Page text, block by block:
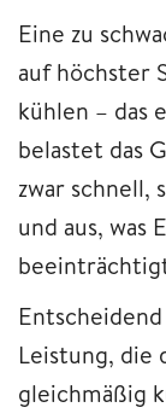
Eine zu
auf höchster
kühlen – das
belastet das
zwar schnell,
und aus, was
Leistung, die
gleichmäßig